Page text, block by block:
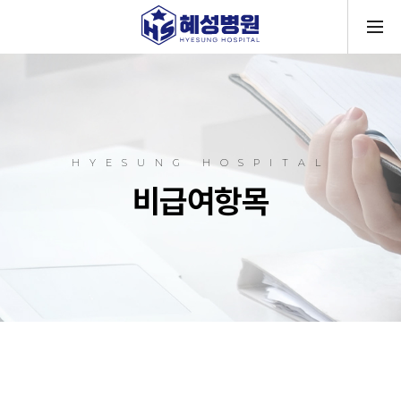
메뉴
HYESUNG HOSPITAL
비급여항목